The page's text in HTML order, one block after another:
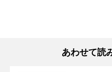
あわせて読